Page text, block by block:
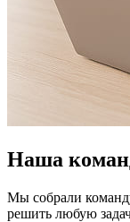
Наша
Мы собрали
решить любую